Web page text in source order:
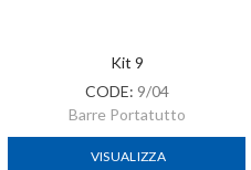
Kit 9
CODE: 9/04
Barre Portatutto
VISUALIZZA